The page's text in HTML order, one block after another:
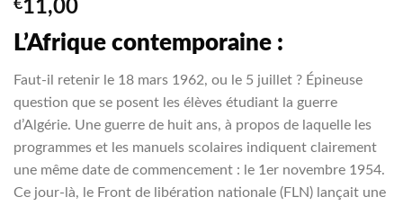
€11,00
L’Afrique contemporaine :
Faut-il retenir le 18 mars 1962, ou le 5 juillet ? Épineuse
question que se posent les élèves étudiant la guerre
d’Algérie. Une guerre de huit ans, à propos de laquelle les
programmes et les manuels scolaires indiquent clairement
une même date de commencement : le 1er novembre 1954.
Ce jour-là, le Front de libération nationale (FLN) lançait une